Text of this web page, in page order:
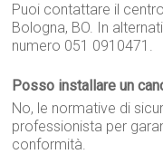
Puoi contattare il
Bologna, BO. In
numero 051 0910471.
Posso installare un
No, le normative di
professionista per
conformità.